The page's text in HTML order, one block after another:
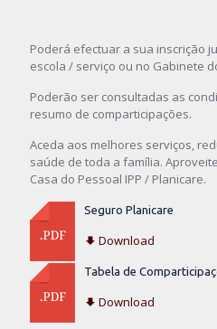
Poderá efectuar a sua inscrição
escola / serviço ou no Gabinete
Poderão ser consultadas as
resumo de comparticipações.
Aceda aos melhores serviços,
saúde de toda a família.
Casa do Pessoal IPP / Planicare.
Seguro Planicare
Download
Tabela de
Download